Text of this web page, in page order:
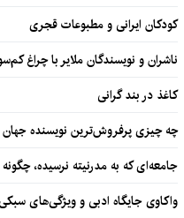
کودکان ایرانی و مطبوعات قجری
ناشران و نویسندگان ملایر با چراغ
کاغذ در بند گرانی
چه چیزی پرفروش‌ترین نویسنده جهان
جامعه‌ای که به مدرنیته نرسیده،
واکاوی جایگاه ادبی و ویژگی‌های